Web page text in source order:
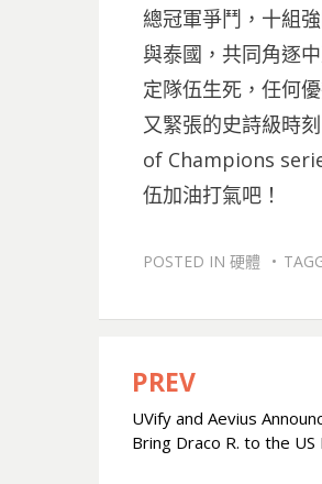
總冠軍爭鬥，十組
與泰國，共同角逐
定隊伍生死，任何
又緊張的史詩級時
of Champions
伍加油打氣吧！
POSTED IN 硬體
文
章
PREV
UVify and Aevius
Bring Draco R. to the